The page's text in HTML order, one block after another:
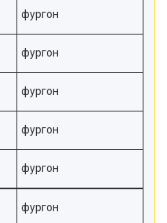
фургон
фургон
фургон
фургон
фургон
фургон